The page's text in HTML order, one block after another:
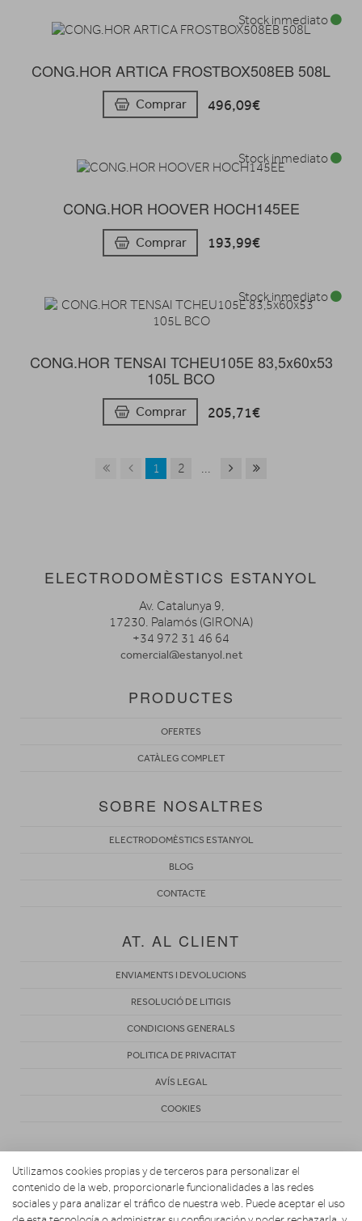
CONG.HOR ARTICA FROSTBOX508EB 508L
Comprar 496,09€
Stock inmediato
CONG.HOR HOOVER HOCH145EE
Comprar 193,99€
Stock inmediato
CONG.HOR TENSAI TCHEU105E 83,5x60x53
105L BCO
Comprar 205,71€
Stock inmediato
1 2 ...
ELECTRODOMÈSTICS ESTANYOL
Av. Catalunya 9,
17230. Palamós (GIRONA)
+34 972 31 46 64
comercial@estanyol.net
PRODUCTES
OFERTES
CATÀLEG COMPLET
SOBRE NOSALTRES
ELECTRODOMÈSTICS ESTANYOL
BLOG
CONTACTE
AT. AL CLIENT
ENVIAMENTS I DEVOLUCIONS
RESOLUCIÓ DE LITIGIS
CONDICIONS GENERALS
POLITICA DE PRIVACITAT
AVÍS LEGAL
COOKIES
Utilizamos cookies propias y de terceros para personalizar el
contenido de la web, proporcionarle funcionalidades a las redes
sociales y para analizar el tráfico de nuestra web. Puede aceptar el uso